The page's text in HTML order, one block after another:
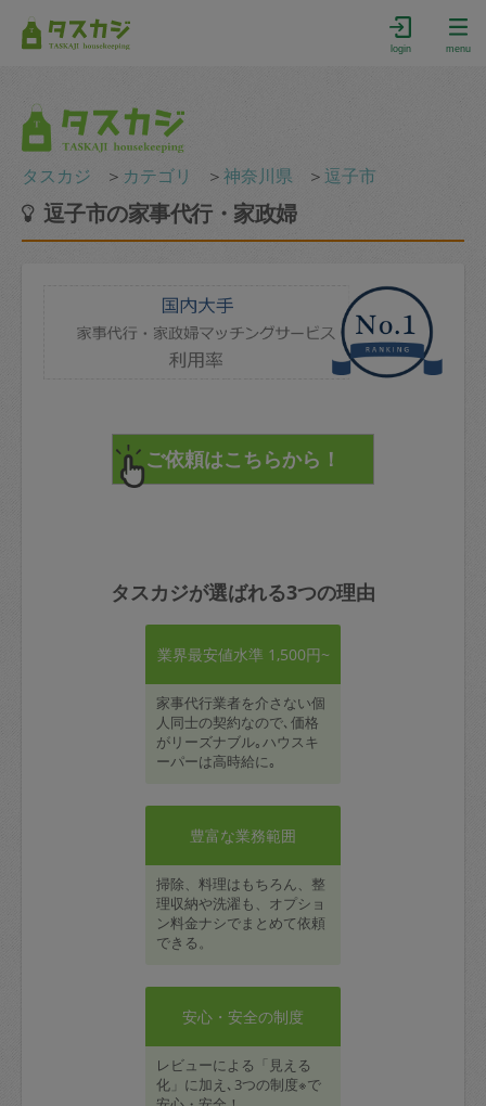
login menu
タスカジ ＞ カテゴリ ＞神奈川県 ＞逗子市
逗子市の家事代行・家政婦
タスカジが選ばれる3つの理由
業界最安値水準 1,500円~
家事代行業者を介さない個
人同士の契約なので､価格
がリーズナブル｡ハウスキ
ーパーは高時給に｡
豊富な業務範囲
掃除、料理はもちろん、整
理収納や洗濯も、オプショ
ン料金ナシでまとめて依頼
できる。
安心・安全の制度
レビューによる「見える
化」に加え､3つの制度※で